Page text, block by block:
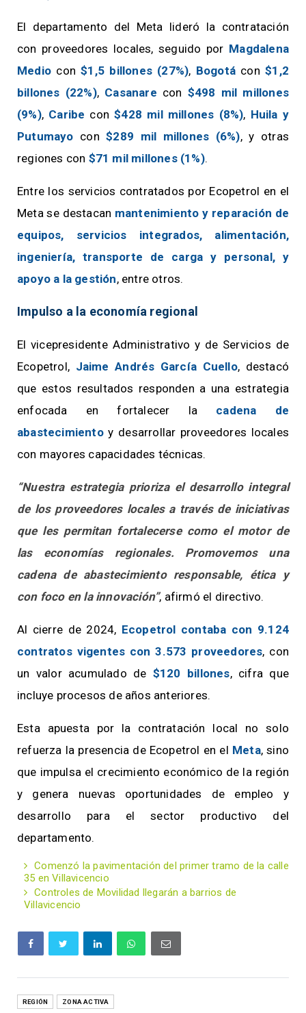
El departamento del Meta lideró la contratación
con proveedores locales, seguido por Magdalena
Medio con$1,5 billones (27%), Bogotácon$1,2
billones (22%), Casanare con $498 mil millones
(9%), Caribe con$428 mil millones (8%), Huila y
Putumayo con$289 mil millones (6%), y otras
regiones con $71 mil millones (1%).
Entre los servicios contratados por Ecopetrol en el
Meta se destacan mantenimiento y reparación de
equipos, servicios integrados, alimentación,
ingeniería, transporte de carga y personal, y
apoyo a la gestión, entre otros.
Impulso a la economía regional
El vicepresidente Administrativo y de Servicios de
Ecopetrol, Jaime Andrés García Cuello, destacó
que estos resultados responden a una estrategia
enfocada en fortalecer la cadena de
abastecimientoy desarrollar proveedores locales
con mayores capacidades técnicas.
“Nuestra estrategia prioriza el desarrollo integral
de los proveedores locales a través de iniciativas
que les permitan fortalecerse como el motor de
las economías regionales. Promovemos una
cadena de abastecimiento responsable, ética y
con foco en la innovación”, afirmó el directivo.
Al cierre de 2024, Ecopetrol contaba con 9.124
contratos vigentes con 3.573 proveedores, con
un valor acumulado de $120 billones, cifra que
incluye procesos de años anteriores.
Esta apuesta por la contratación local no solo
refuerza la presencia de Ecopetrol en el Meta, sino
que impulsa el crecimiento económico de la región
y genera nuevas oportunidades de empleo y
desarrollo para el sector productivo del
departamento.
Comenzó la pavimentación del primer tramo de la calle
35 en Villavicencio
Controles de Movilidad llegarán a barrios de
Villavicencio
REGIÓN ZONA ACTIVA